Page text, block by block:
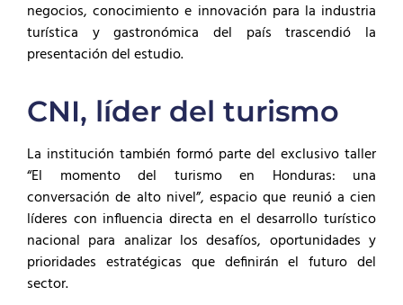
negocios, conocimiento e innovación para la industria
turística y gastronómica del país trascendió la
presentación del estudio.
CNI, líder del turismo
La institución también formó parte del exclusivo taller
“El momento del turismo en Honduras: una
conversación de alto nivel”, espacio que reunió a cien
líderes con influencia directa en el desarrollo turístico
nacional para analizar los desafíos, oportunidades y
prioridades estratégicas que definirán el futuro del
sector.